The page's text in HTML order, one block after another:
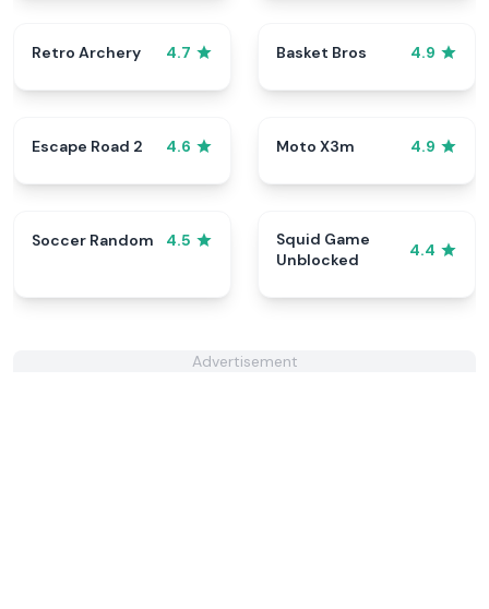
Retro Archery 4.7 Basket Bros 4.9
Escape Road 2 4.6 Moto X3m 4.9
Soccer Random 4.5
Squid Game
Unblocked
4.4
Advertisement